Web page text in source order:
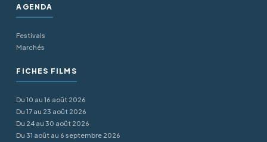
AGENDA
Festivals
Marchés
FICHES FILMS
Du 10 au 16 août 2026
Du 17 au 23 août 2026
Du 24 au 30 août 2026
Du 31 août au 6 septembre 2026